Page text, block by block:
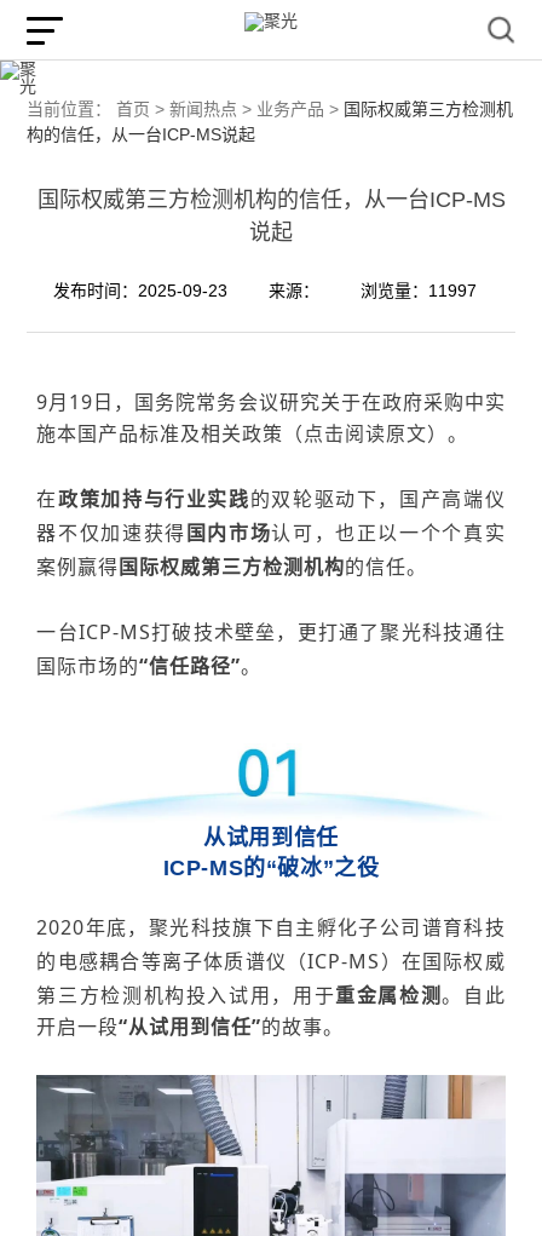
当前位置： 首页 > 新闻热点 > 业务产品 > 国际权威第三方检测机
构的信任，从一台ICP-MS说起
国际权威第三方检测机构的信任，从一台ICP-MS
说起
发布时间：2025-09-23 来源： 浏览量：11997
9月19日 ， 国务院常务会议研究关于在政府采购中实
施本国产品标准及相关政策 （点击阅读原文）。
在政策加持与行业实践的双轮驱动下，国产高端仪
器不仅加速获得国内市场认可，也正以一个个真实
案例赢得国际权威第三方检测机构的信任。
一台ICP-MS打破技术壁垒，更打通了聚光科技通往
国际市场的“信任路径”。
从试用到信任
ICP-MS的“破冰”之役
2020年底， 聚光科技旗下自主孵化子公司谱育科技
的 电感耦合等离子体质谱仪（ICP-MS） 在国际权威
第三方检测机构投入试用，用于重金属检测。 自此
开启一段“从试用到信任”的故事。